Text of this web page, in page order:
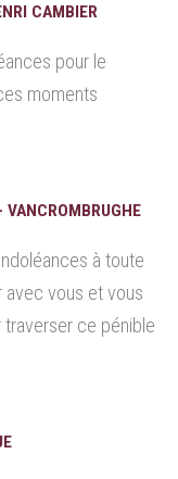
CAMBIER
pour le
moments
VANCROMBRUGHE
à toute
avec vous et vous
ce pénible